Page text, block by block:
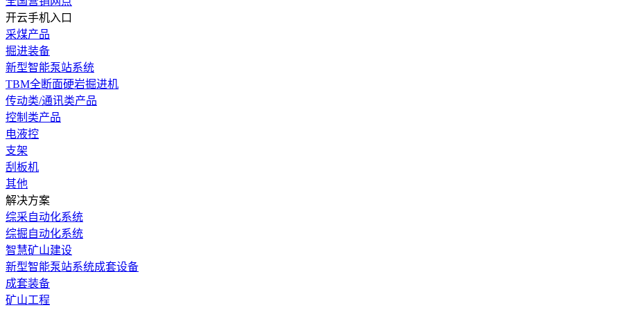
开云手机入口
采煤产品
掘进装备
新型智能泵站系统
TBM全断面硬岩掘进机
传动类/通讯类产品
控制类产品
电液控
支架
刮板机
其他
解决方案
综采自动化系统
综掘自动化系统
智慧矿山建设
新型智能泵站系统成套设备
成套装备
矿山工程